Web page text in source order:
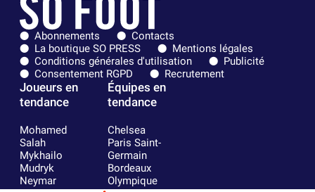
Abonnements
Contacts
La boutique SO PRESS
Mentions légales
Conditions générales d'utilisation
Publicité
Consentement RGPD
Recrutement
Joueurs en
tendance
Mohamed
Salah
Mykhailo
Mudryk
Neymar
Équipes en
tendance
Chelsea
Paris Saint-
Germain
Bordeaux
Olympique